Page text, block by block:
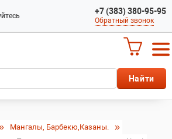
+7 (383) 380-95-95
Обратный звонок
Мангалы, Барбекю,Казаны.